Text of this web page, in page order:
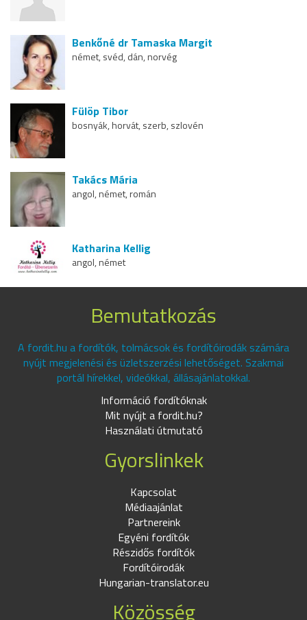
Benkőné dr Tamaska Margit
német, svéd, dán, norvég
Fülöp Tibor
bosnyák, horvát, szerb, szlovén
Takács Mária
angol, német, román
Katharina Kellig
angol, német
Bemutatkozás
A fordit.hu a fordítók, tolmácsok és fordítóirodák számára
nyújt megjelenési és üzletszerzési lehetőséget. Szakmai
portál hírekkel, videókkal, állásajánlatokkal.
Információ fordítóknak
Mit nyújt a fordit.hu?
Használati útmutató
Gyorslinkek
Kapcsolat
Médiaajánlat
Partnereink
Egyéni fordítók
Részidős fordítók
Fordítóirodák
Hungarian-translator.eu
Közösség